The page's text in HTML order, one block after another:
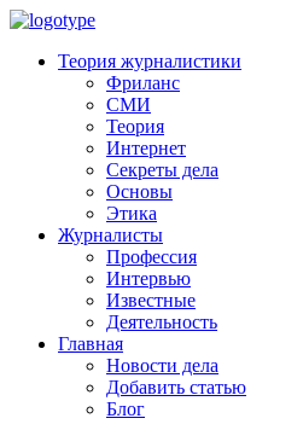
Теория журналистики
Фриланс
СМИ
Теория
Интернет
Секреты дела
Основы
Этика
Журналисты
Профессия
Интервью
Известные
Деятельность
Главная
Новости дела
Добавить статью
Блог